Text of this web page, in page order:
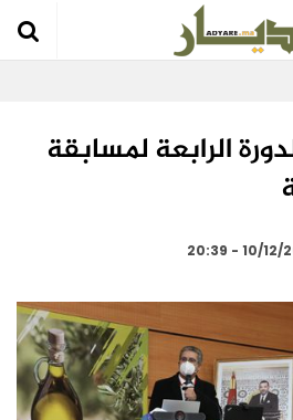
الرابعة لمسابقة
10/12/2020